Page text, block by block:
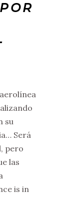
su
Será
pero
las
is in